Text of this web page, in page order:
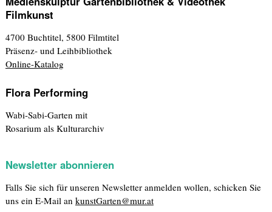
Filmkunst
4700 Buchtitel, 5800 Filmtitel
Präsenz- und Leihbibliothek
Online-Katalog
Flora Performing
Wabi-Sabi-Garten mit
Rosarium als Kulturarchiv
Newsletter abonnieren
Falls Sie sich für unseren Newsletter anmelden wollen, schicken Sie
uns ein E-Mail an kunstGarten@mur.at